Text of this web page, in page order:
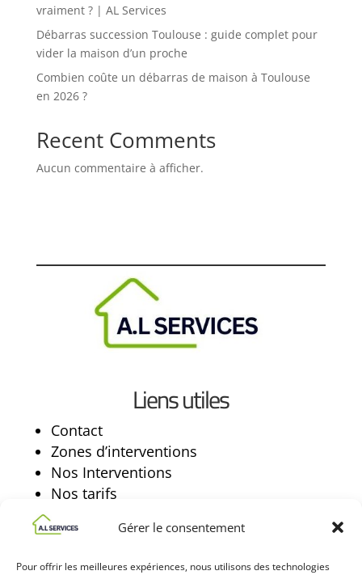
Gérer le consentement
Pour offrir les meilleures expériences, nous utilisons des technologies
vraiment ? | AL Services
Débarras succession Toulouse : guide complet pour
vider la maison d’un proche
Combien coûte un débarras de maison à Toulouse
en 2026 ?
Recent Comments
Aucun commentaire à afficher.
Liens utiles
Contact
Zones d’interventions
Nos Interventions
Nos tarifs
Mentions légales / Politique de
confidentialité